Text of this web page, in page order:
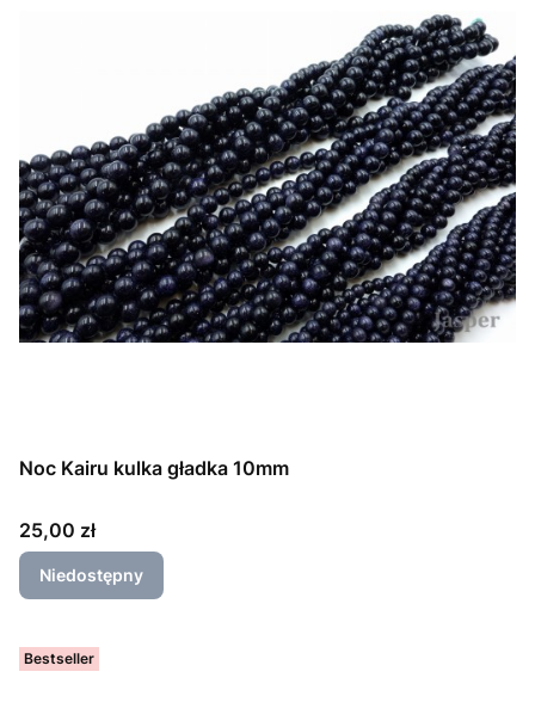
Noc Kairu kulka gładka 10mm
Cena
25,00 zł
Niedostępny
Bestseller